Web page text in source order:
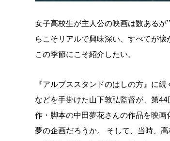
女子高校生が主人公の映画は数あるが
らこそリアルで興味深い、すべてが
この季節にこそ紹介したい。
『アルプススタンドのはしの方』に
などを手掛けた山下敦弘監督が、第
作・脚本の中田夢花さんの作品を映
夢の企画だろうか。 そして、当時、